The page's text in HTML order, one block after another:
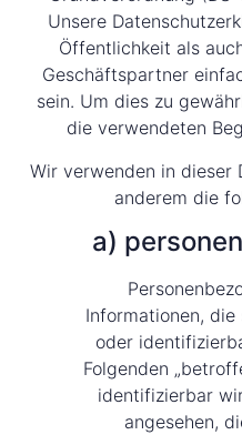
Unsere
Öffentlichkeit als
Geschäftspartner
sein. Um dies zu
die verwendeten
Wir verwenden in dieser
anderem die
a)
Informationen,
oder
Folgenden
identifizierbar
angesehen,